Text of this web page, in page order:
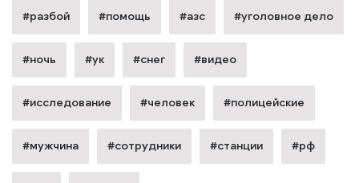
#разбой #помощь #азс #уголовное дело
#ночь #ук #снег #видео
#исследование #человек #полицейские
#мужчина #сотрудники #станции #рф